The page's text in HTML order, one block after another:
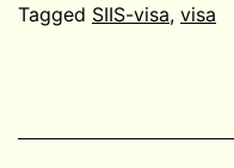
Tagged SIIS-visa, visa